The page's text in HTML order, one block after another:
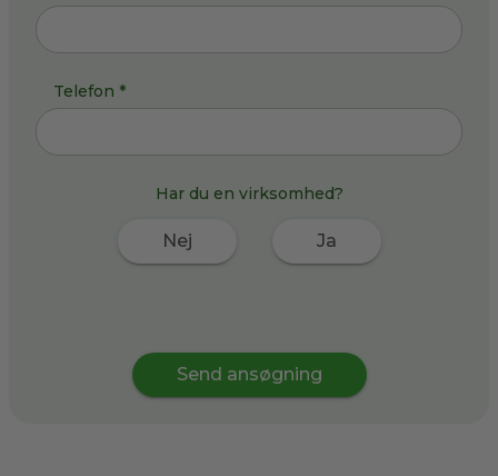
Telefon *
Har du en virksomhed?
Nej Ja
Send ansøgning